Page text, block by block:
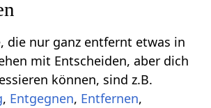
die nur ganz entfernt etwas in
Entscheiden‏‎, aber dich
können, sind z.B.
, ,
,